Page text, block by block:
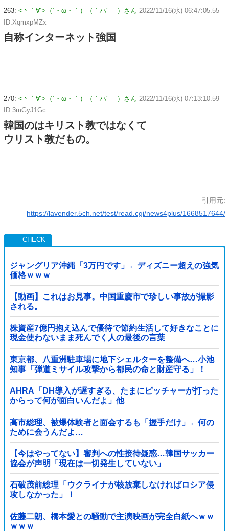
263: <丶｀∀´>（´・ω・｀）（｀ハ´ ）さん 2022/11/16(水) 06:47:05.55
ID:XqmxpMZx
自称インターネット強国
270: <丶｀∀´>（´・ω・｀）（｀ハ´ ）さん 2022/11/16(水) 07:13:10.59
ID:3mGyJ1Gc
韓国のはキリスト教ではなくて
ウリスト教だもの。
引用元:
https://lavender.5ch.net/test/read.cgi/news4plus/1668517644/
ジャングリア沖縄「3万円です」←ディズニー超えの強気
価格ｗｗｗ
【動画】これはお見事。中国重慶市で珍しい事故が撮影
される。
株資産7億円抱え込んで優待で節約生活して好きなことに
現金使わないまま死んでく人の最後の言葉
東京都、八重洲駐車場に地下シェルターを整備へ…小池
知事「弾道ミサイル攻撃から都民の命と財産守る」！
AHRA「DH導入が遅すぎる、たまにピッチャーが打った
からって何が面白いんだよ」他
高市総理、被爆体験者と面会するも「握手だけ」←何の
ために会うんだよ…
【今はやってない】審判への性接待疑惑…韓国サッカー
協会が声明「現在は一切発生していない」
石破茂前総理「ウクライナが核放棄しなければロシア侵
攻しなかった」！
佐藤二朗、橋本愛との騒動で主演映画が完全白紙へｗｗ
ｗｗｗ